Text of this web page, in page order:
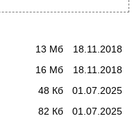
18.11.2018
13 Мб
18.11.2018
16 Мб
01.07.2025
48 Кб
01.07.2025
82 Кб